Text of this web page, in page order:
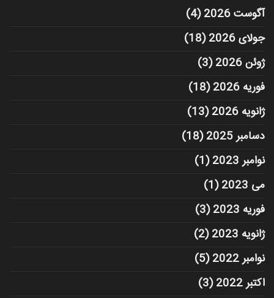
آگوست 2026
(4)
جولای 2026
(18)
ژوئن 2026
(3)
فوریه 2026
(18)
ژانویه 2026
(13)
دسامبر 2025
(18)
نوامبر 2023
(1)
می 2023
(1)
فوریه 2023
(3)
ژانویه 2023
(2)
نوامبر 2022
(5)
اکتبر 2022
(3)